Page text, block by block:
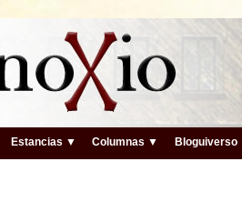
Estancias ▼ Columnas ▼ Bloguiverso